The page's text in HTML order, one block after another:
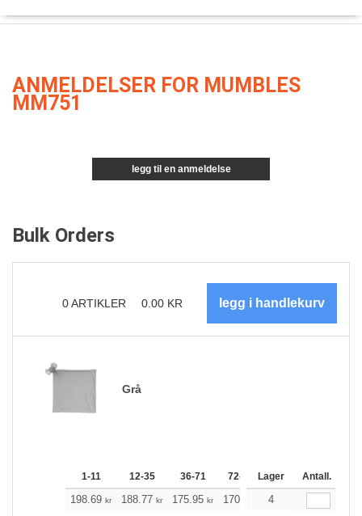
ANMELDELSER FOR MUMBLES
MM751
legg til en anmeldelse
Bulk Orders
0ARTIKLER 0.00 KR
Grå
1-11 12-35 36-71 72-143 144-287
Lager Antall.
198.69 kr 188.77 kr 175.95 kr 170.26 4